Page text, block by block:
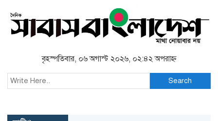
বৃহস্পতিবার, ০৬ অগাস্ট ২০২৬, ০২:৪২ অপরাহ্ন
Search